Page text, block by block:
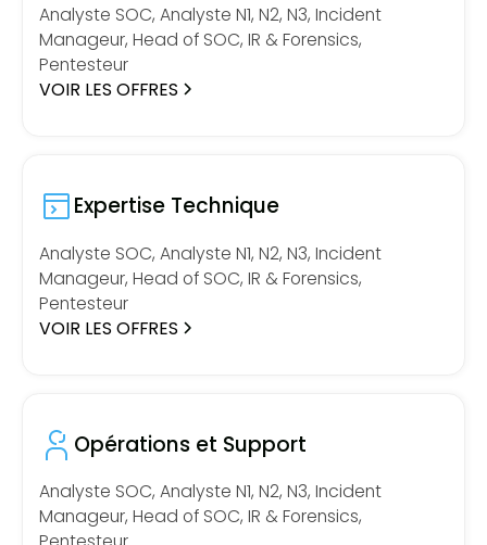
Analyste SOC, Analyste N1, N2, N3, Incident
Manageur, Head of SOC, IR & Forensics,
Pentesteur
VOIR LES OFFRES
Expertise Technique
Analyste SOC, Analyste N1, N2, N3, Incident
Manageur, Head of SOC, IR & Forensics,
Pentesteur
VOIR LES OFFRES
Opérations et Support
Analyste SOC, Analyste N1, N2, N3, Incident
Manageur, Head of SOC, IR & Forensics,